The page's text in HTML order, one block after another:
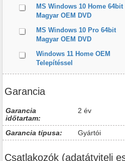
MS Windows 10 Home 64bit
Magyar OEM DVD
MS Windows 10 Pro 64bit
Magyar OEM DVD
Windows 11 Home OEM
Telepítéssel
Garancia
Garancia
időtartam:
2 év
Garancia típusa: Gyártói
Csatlakozók (adatátviteli